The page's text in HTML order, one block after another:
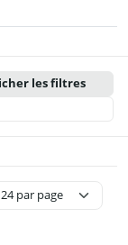
les filtres